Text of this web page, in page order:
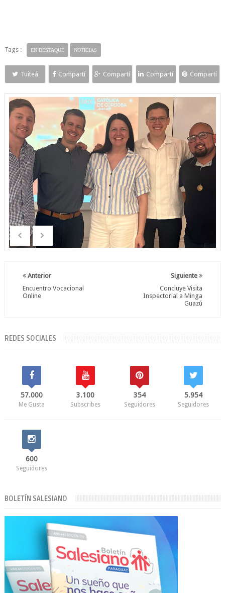
Tags : EN DESTAQUE NOTICIAS
Tuiteá Compartí Compartí Compartí Compartí
Siguiente
Concluye Visita
Inspectorial a Minga
Guazú
Anterior
Encuentro Vocacional
Online
REDES SOCIALES
57.000
Me Gusta
3.100
Subscribes
354
Seguidores
5.954
Seguidores
600
Seguidores
BOLETÍN SALESIANO